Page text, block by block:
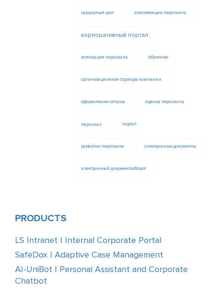
карьерный рост компетенции персонала
корпоративный портал
мотивация персонала обучение
организационная структура компании
оформление отпуска оценка персонала
персонал портал
развитие персонала электронные документы
электронный документооборот
PRODUCTS
LS Intranet | Internal Corporate Portal
SafeDox | Adaptive Case Management
AI-UniBot | Personal Assistant and Corporate
Chatbot